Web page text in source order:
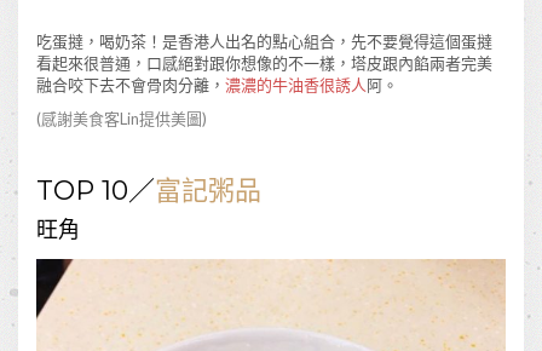
吃蛋撻，喝奶茶！是香港人出名的點心組合，先不要覺得這個蛋撻
看起來很普通，口感絕對跟你想像的不一樣，塔皮跟內餡兩者完美
融合咬下去不會骨肉分離， 濃濃的牛油香很誘人阿。
(感謝美食客Lin提供美圖)
TOP 10／富記粥品
旺角